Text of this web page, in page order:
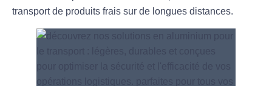
transport de produits frais sur de longues distances.